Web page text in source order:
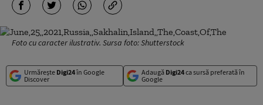
Foto cu caracter ilustrativ. Sursa foto: Shutterstock
Urmărește Digi24în Google
Discover
Adaugă Digi24ca sursă preferată în
Google